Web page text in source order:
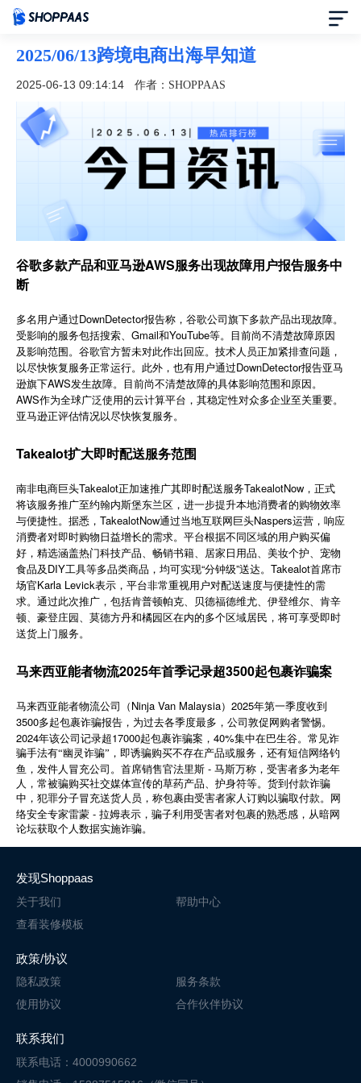
首页
定价
模板中心
合作伙伴
帮助中心
了解我们
简体中文
2025/06/13跨境电商出海早知道
2025-06-13 09:14:14 作者：SHOPPAAS
谷歌多款产品和亚马逊AWS服务出现故障用户报告服务中
断
多名用户通过DownDetector报告称，谷歌公司旗下多款产品出现故障。
受影响的服务包括搜索、Gmail和YouTube等。目前尚不清楚故障原因
及影响范围。谷歌官方暂未对此作出回应。技术人员正加紧排查问题，
以尽快恢复服务正常运行。此外，也有用户通过DownDetector报告亚马
逊旗下AWS发生故障。目前尚不清楚故障的具体影响范围和原因。
AWS作为全球广泛使用的云计算平台，其稳定性对众多企业至关重要。
亚马逊正评估情况以尽快恢复服务。
Takealot扩大即时配送服务范围
南非电商巨头Takealot正加速推广其即时配送服务TakealotNow，正式
将该服务推广至约翰内斯堡东兰区，进一步提升本地消费者的购物效率
与便捷性。据悉，TakealotNow通过当地互联网巨头Naspers运营，响应
消费者对即时购物日益增长的需求。平台根据不同区域的用户购买偏
好，精选涵盖热门科技产品、畅销书籍、居家日用品、美妆个护、宠物
食品及DIY工具等多品类商品，均可实现“分钟级”送达。Takealot首席市
场官Karla Levick表示，平台非常重视用户对配送速度与便捷性的需
求。通过此次推广，包括肯普顿帕克、贝德福德维尤、伊登维尔、肯辛
顿、豪登庄园、莫德方丹和橘园区在内的多个区域居民，将可享受即时
送货上门服务。
马来西亚能者物流2025年首季记录超3500起包裹诈骗案
马来西亚能者物流公司（ Ninja Van Malaysia） 2025年第一季度收到
3500多起包裹诈骗报告，为过去各季度最多，公司敦促网购者警惕。
2024年该公司记录超17000起包裹诈骗案， 40%集中在巴生谷。常见诈
骗手法有“幽灵诈骗”，即诱骗购买不存在产品或服务，还有短信网络钓
鱼，发件人冒充公司。首席销售官法里斯 - 马斯万称，受害者多为老年
人，常被骗购买社交媒体宣传的草药产品、护身符等。货到付款诈骗
中，犯罪分子冒充送货人员，称包裹由受害者家人订购以骗取付款。网
络安全专家雷蒙 - 拉姆表示，骗子利用受害者对包裹的熟悉感，从暗网
论坛获取个人数据实施诈骗。
发现Shoppaas
关于我们
帮助中心
查看装修模板
政策/协议
隐私政策
服务条款
使用协议
合作伙伴协议
联系我们
联系电话：4000990662